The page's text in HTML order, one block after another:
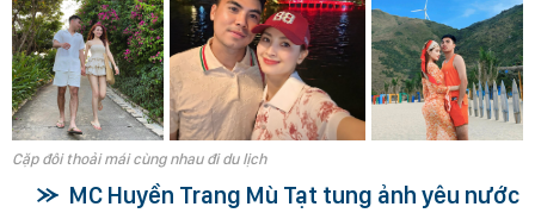
Cặp đôi thoải mái cùng nhau đi du lịch
MC Huyền Trang Mù Tạt tung ảnh yêu nước